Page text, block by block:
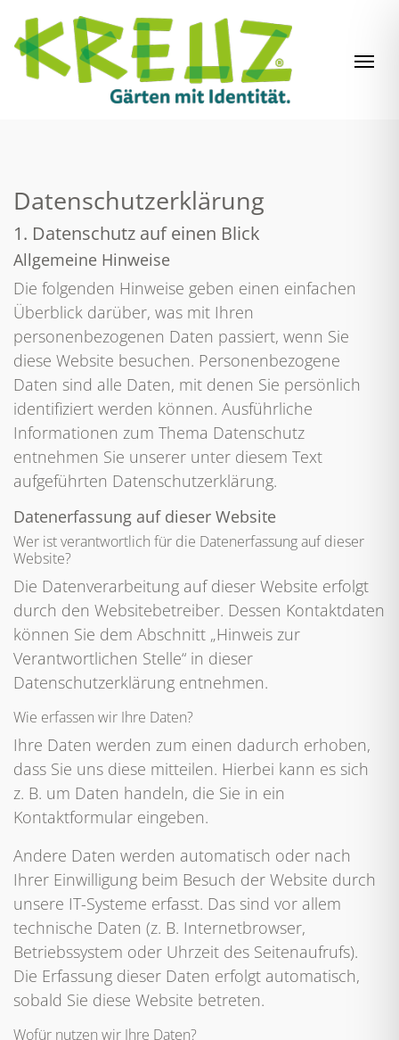
Zum Inhalt springen
Datenschutz­erklärung
1. Datenschutz auf einen Blick
Allgemeine Hinweise
Die folgenden Hinweise geben einen einfachen
Überblick darüber, was mit Ihren
personenbezogenen Daten passiert, wenn Sie
diese Website besuchen. Personenbezogene
Daten sind alle Daten, mit denen Sie persönlich
identifiziert werden können. Ausführliche
Informationen zum Thema Datenschutz
entnehmen Sie unserer unter diesem Text
aufgeführten Datenschutzerklärung.
Datenerfassung auf dieser Website
Wer ist verantwortlich für die Datenerfassung auf dieser
Website?
Die Datenverarbeitung auf dieser Website erfolgt
durch den Websitebetreiber. Dessen Kontaktdaten
können Sie dem Abschnitt „Hinweis zur
Verantwortlichen Stelle“ in dieser
Datenschutzerklärung entnehmen.
Wie erfassen wir Ihre Daten?
Ihre Daten werden zum einen dadurch erhoben,
dass Sie uns diese mitteilen. Hierbei kann es sich
z. B. um Daten handeln, die Sie in ein
Kontaktformular eingeben.
Andere Daten werden automatisch oder nach
Ihrer Einwilligung beim Besuch der Website durch
unsere IT-Systeme erfasst. Das sind vor allem
technische Daten (z. B. Internetbrowser,
Betriebssystem oder Uhrzeit des Seitenaufrufs).
Die Erfassung dieser Daten erfolgt automatisch,
sobald Sie diese Website betreten.
Wofür nutzen wir Ihre Daten?